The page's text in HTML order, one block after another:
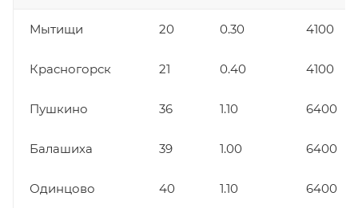
Мытищи 20 0.30 4100
Красногорск 21 0.40 4100
Пушкино 36 1.10 6400
Балашиха 39 1.00 6400
Одинцово 40 1.10 6400